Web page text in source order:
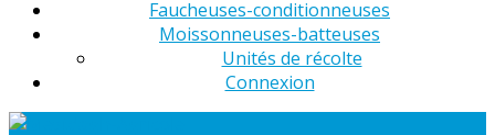
Faucheuses-conditionneuses
Moissonneuses-batteuses
Unités de récolte
Connexion